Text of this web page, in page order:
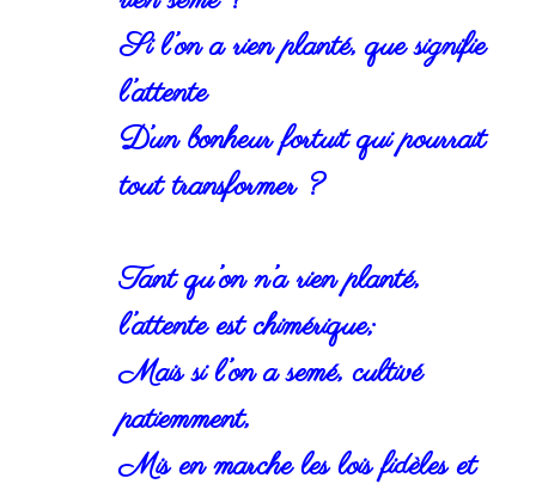
Si l’on a rien planté, que signifie
l’attente
D’un bonheur fortuit qui pourrait
tout transformer ?
Tant qu’on n’a rien planté,
l’attente est chimérique;
Mais si l’on a semé, cultivé
patiemment,
Mis en marche les lois fidèles et